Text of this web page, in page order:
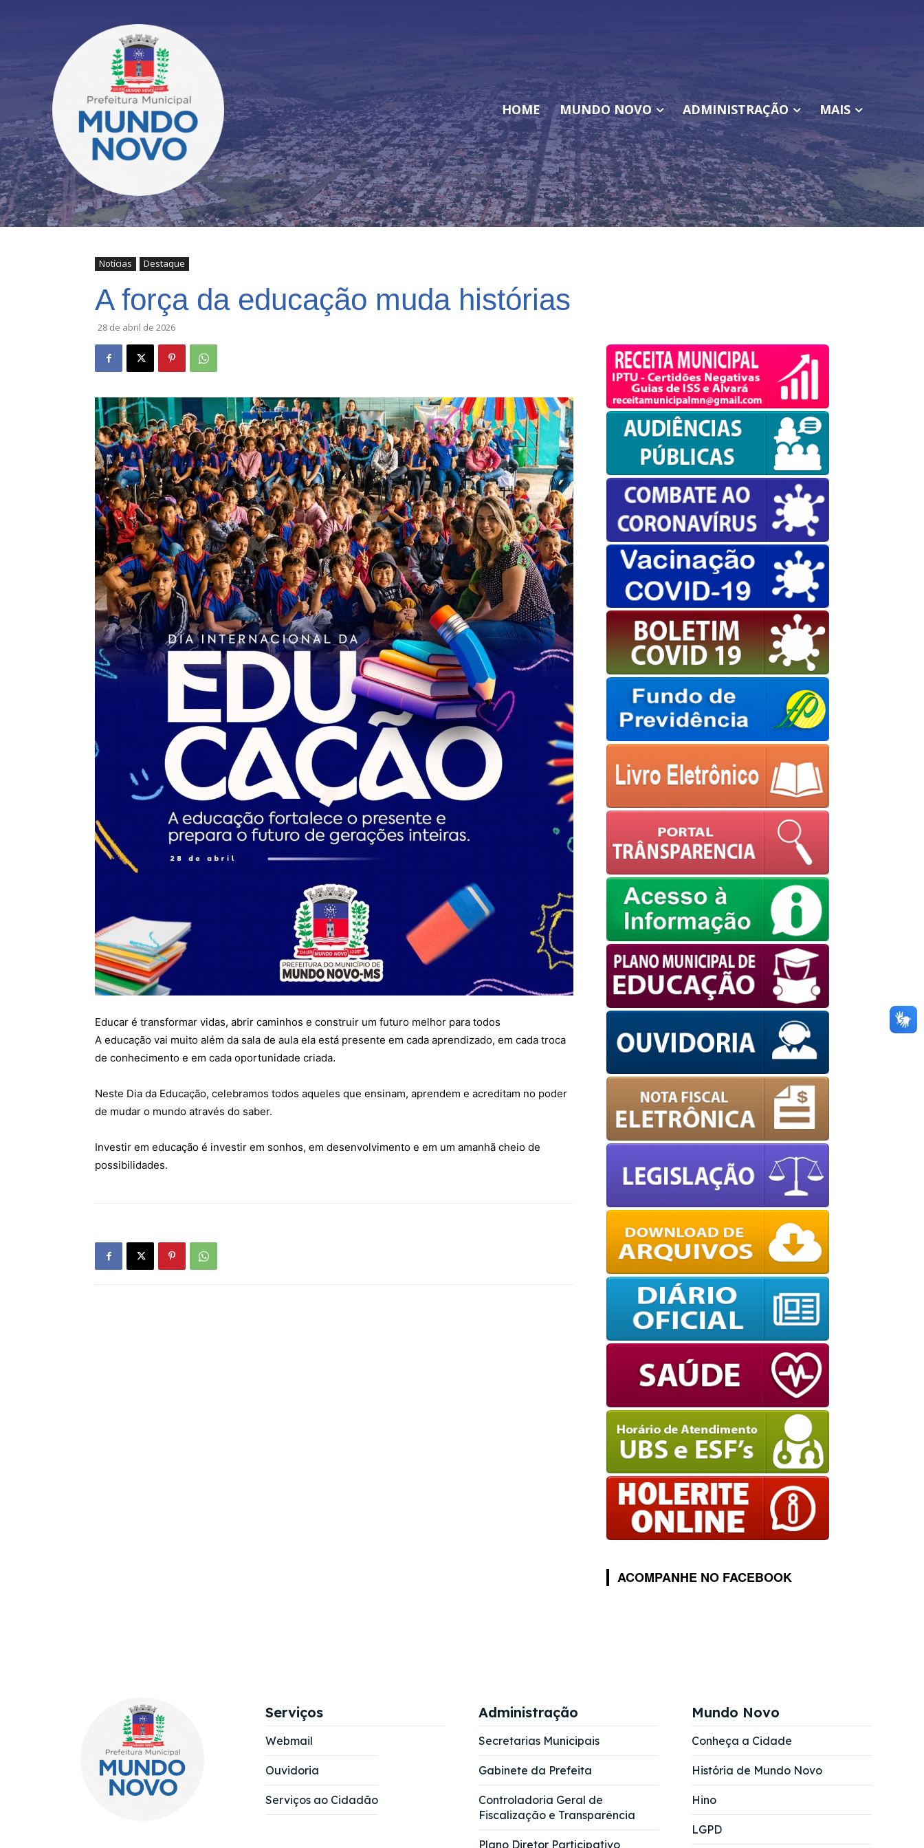
OK
European Commission | Cookies Policy
powered by
HOME MUNDO NOVO ADMINISTRAÇÃO MAIS
Notícias Destaque
A força da educação muda histórias
28 de abril de 2026
Educar é transformar vidas, abrir caminhos e construir um futuro melhor para todos
A educação vai muito além da sala de aula ela está presente em cada aprendizado, em cada troca
de conhecimento e em cada oportunidade criada.
Neste Dia da Educação, celebramos todos aqueles que ensinam, aprendem e acreditam no poder
de mudar o mundo através do saber.
Investir em educação é investir em sonhos, em desenvolvimento e em um amanhã cheio de
possibilidades.
ACOMPANHE NO FACEBOOK
Serviços
Webmail
Ouvidoria
Serviços ao Cidadão
Administração
Secretarias Municipais
Gabinete da Prefeita
Controladoria Geral de
Fiscalização e Transparência
Plano Diretor Participativo
Mundo Novo
Conheça a Cidade
História de Mundo Novo
Hino
LGPD